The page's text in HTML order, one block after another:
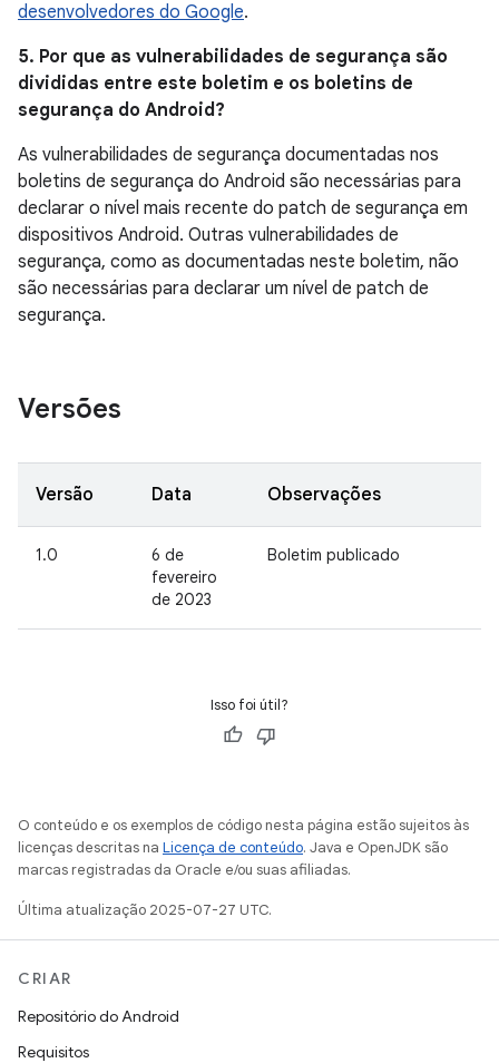
desenvolvedores do Google.
5. Por que as vulnerabilidades de segurança são
divididas entre este boletim e os boletins de
segurança do Android?
As vulnerabilidades de segurança documentadas nos
boletins de segurança do Android são necessárias para
declarar o nível mais recente do patch de segurança em
dispositivos Android. Outras vulnerabilidades de
segurança, como as documentadas neste boletim, não
são necessárias para declarar um nível de patch de
segurança.
Versões
Versão Data Observações
1.0
6 de
fevereiro
de 2023
Boletim publicado
Isso foi útil?
O conteúdo e os exemplos de código nesta página estão sujeitos às
licenças descritas na Licença de conteúdo. Java e OpenJDK são
marcas registradas da Oracle e/ou suas afiliadas.
Última atualização 2025-07-27 UTC.
CRIAR
Repositório do Android
Requisitos